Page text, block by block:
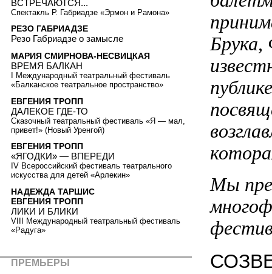
Брука,
Мы
ВСТРЕЧАЮТСЯ...
Спектакль Р. Габриадзе «Эрмон и Рамона»
РЕЗО ГАБРИАДЗЕ
Резо Габриадзе о замысле
МАРИЯ СМИРНОВА-НЕСВИЦКАЯ
ВРЕМЯ БАЛКАН
I Международный театральный фестиваль
«Балканское театральное пространство»
ЕВГЕНИЯ ТРОПП
ДАЛЕКОЕ ГДЕ-ТО
Сказочный театральный фестиваль «Я — мал,
привет!» (Новый Уренгой)
ЕВГЕНИЯ ТРОПП
«ЯГОДКИ» — ВПЕРЕДИ
IV Всероссийский фестиваль театрального
искусства для детей «Арлекин»
НАДЕЖДА ТАРШИС
ЕВГЕНИЯ ТРОПП
ЛИКИ И БЛИКИ
VIII Международный театральный фестиваль
«Радуга»
ПРЕМЬЕРЫ